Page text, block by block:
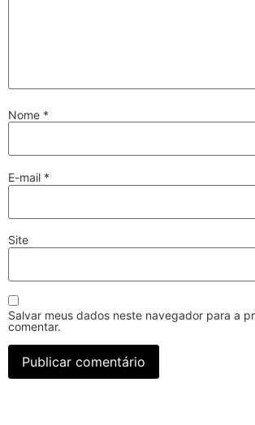
Nome *
E-mail *
Site
Salvar meus dados neste navegador para a
comentar.